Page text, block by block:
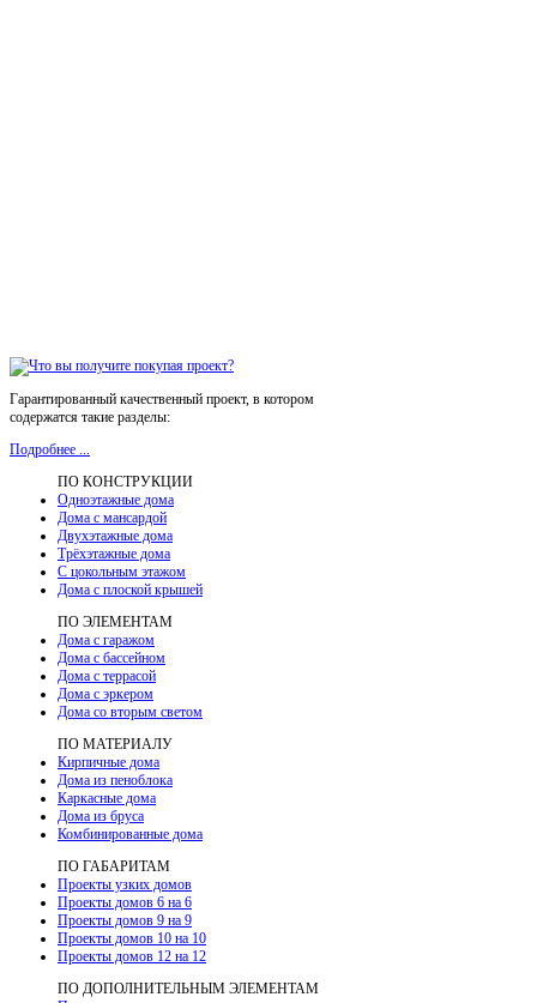
Гарантированный качественный проект, в котором
содержатся такие разделы:
Подробнее ...
ПО КОНСТРУКЦИИ
Одноэтажные дома
Дома с мансардой
Двухэтажные дома
Трёхэтажные дома
С цокольным этажом
Дома с плоской крышей
ПО ЭЛЕМЕНТАМ
Дома с гаражом
Дома с бассейном
Дома с террасой
Дома с эркером
Дома со вторым светом
ПО МАТЕРИАЛУ
Кирпичные дома
Дома из пеноблока
Каркасные дома
Дома из бруса
Комбинированные дома
ПО ГАБАРИТАМ
Проекты узких домов
Проекты домов 6 на 6
Проекты домов 9 на 9
Проекты домов 10 на 10
Проекты домов 12 на 12
ПО ДОПОЛНИТЕЛЬНЫМ ЭЛЕМЕНТАМ